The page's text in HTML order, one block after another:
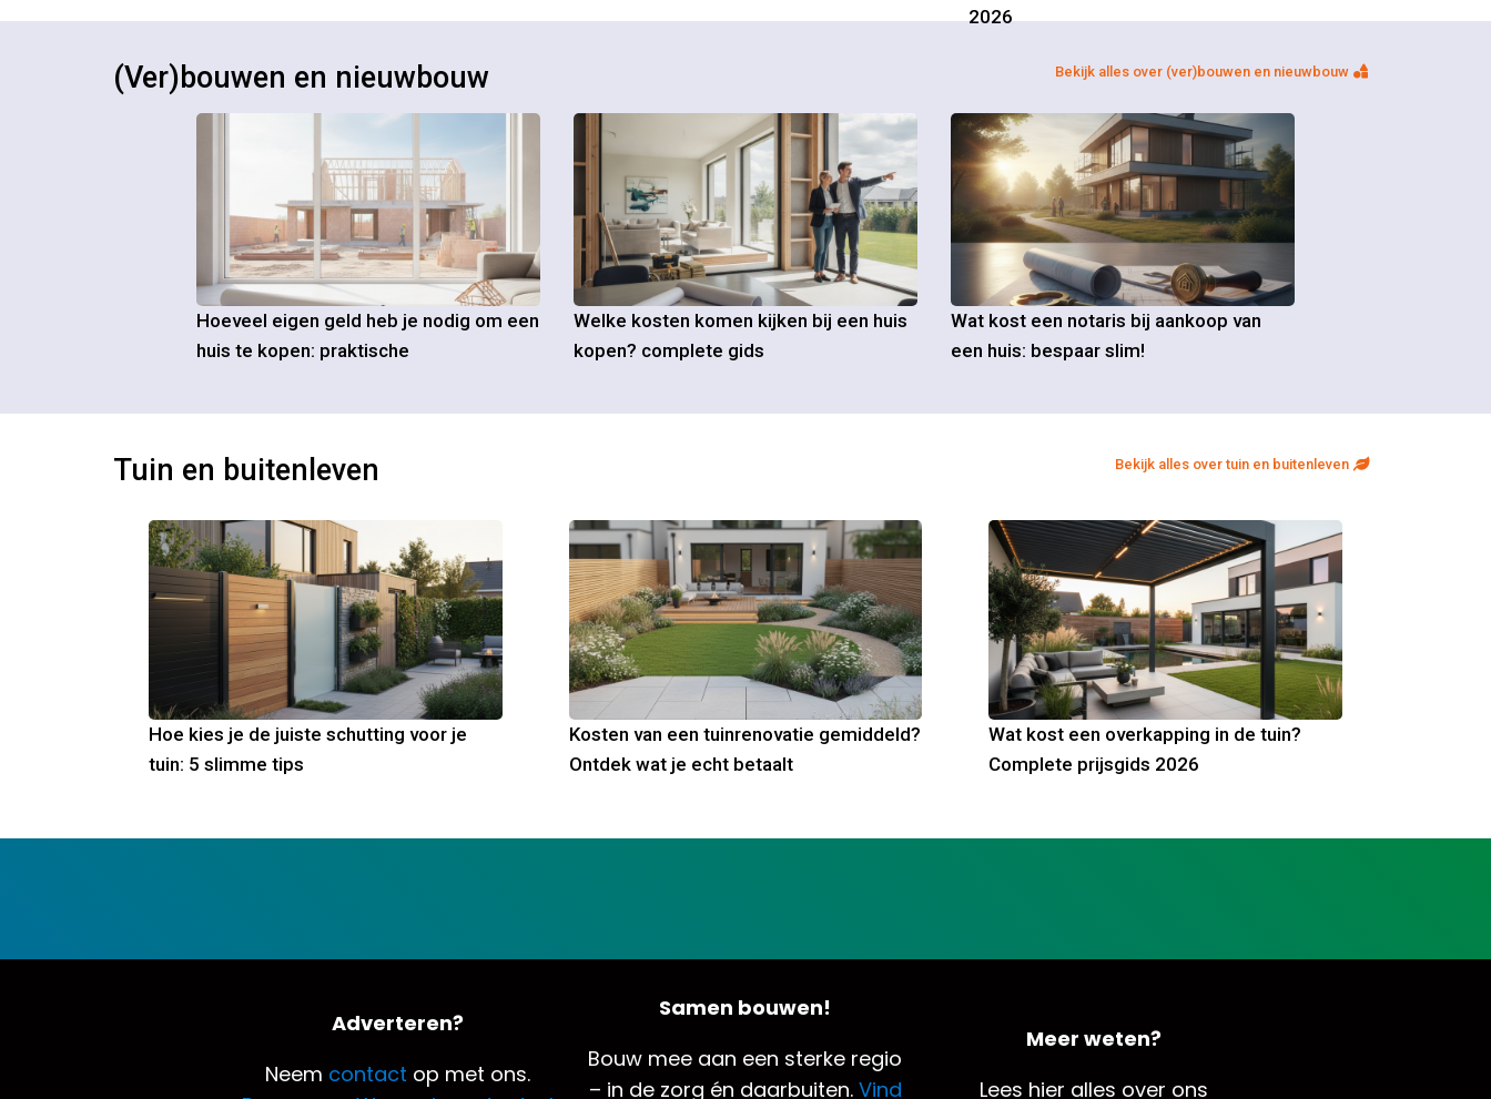
2026
(Ver)bouwen en nieuwbouw Bekijk alles over (ver)bouwen en nieuwbouw
Hoeveel eigen geld heb je nodig om een
huis te kopen: praktische
Welke kosten komen kijken bij een huis
kopen? complete gids
Wat kost een notaris bij aankoop van
een huis: bespaar slim!
Tuin en buitenleven Bekijk alles over tuin en buitenleven
Hoe kies je de juiste schutting voor je
tuin: 5 slimme tips
Kosten van een tuinrenovatie gemiddeld?
Ontdek wat je echt betaalt
Wat kost een overkapping in de tuin?
Complete prijsgids 2026
Adverteren?
Neem contact op met ons.
Samen bouwen!
Bouw mee aan een sterke regio
– in de zorg én daarbuiten. Vind
Meer weten?
Lees hier alles over ons